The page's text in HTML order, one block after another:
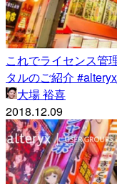
これでライセンス管
タルのご紹介
大場 裕喜
2018.12.09